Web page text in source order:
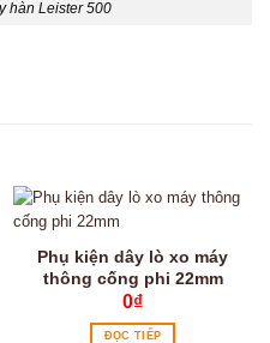
hàn Leister 500
Phụ kiện dây lò xo máy
thông cống phi 22mm
0₫
ĐỌC TIẾP